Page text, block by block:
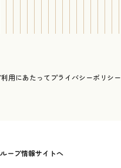
用にあたって プライバシーポリシー
ープ情報サイトへ